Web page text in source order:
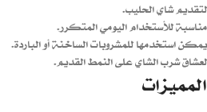
لتقديم شاي الحليب.
مناسبة للأستخدام اليومي المتكرر.
يمكن استخدمها للمشروبات الساخنة أو الباردة.
لعشاق شرب الشاي على النمط القديم.
المميزات